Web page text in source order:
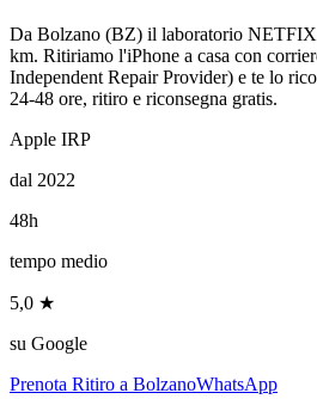
Da Bolzano (BZ) il laboratorio NETFIX
km. Ritiriamo l'iPhone a casa con
Independent Repair Provider) e te lo
24-48 ore, ritiro e riconsegna gratis.
Apple IRP
dal 2022
48h
tempo medio
5,0 ★
su Google
Prenota Ritiro a BolzanoWhatsApp